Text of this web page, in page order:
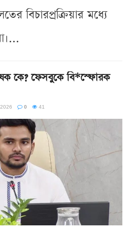
বিচারপ্রক্রিয়ার মধ্যে
কে? ফেসবুকে বি*স্ফোরক
0 41